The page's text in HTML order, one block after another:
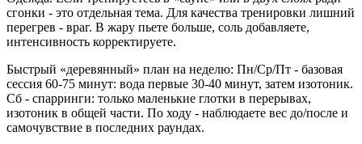
сгонки - это отдельная тема. Для качества тренировки лишний
перегрев - враг. В жару пьете больше, соль добавляете,
интенсивность корректируете.
Быстрый «деревянный» план на неделю: Пн/Ср/Пт - базовая
сессия 60-75 минут: вода первые 30-40 минут, затем изотоник.
Сб - спарринги: только маленькие глотки в перерывах,
изотоник в общей части. По ходу - наблюдаете вес до/после и
самочувствие в последних раундах.